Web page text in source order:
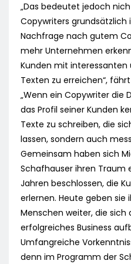
„Das bedeutet jedoch
Copywriters grundsätzlich
Nachfrage nach gutem
mehr Unternehmen
Kunden mit interessanten
Texten zu erreichen“,
„Wenn ein Copywriter die
das Profil seiner Kunden
Texte zu schreiben, die
lassen, sondern auch
Gemeinsam haben sich
Schafhauser ihren Traum
Jahren beschlossen, die
erlernen. Heute geben sie
Menschen weiter, die sich
erfolgreiches Business
Umfangreiche
denn im Programm der